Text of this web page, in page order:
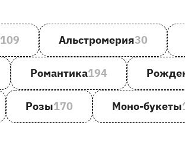
109 Альстромерия30
Романтика194
Розы170 Моно-букеты